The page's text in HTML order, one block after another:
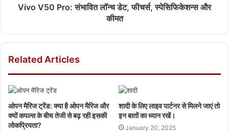
Vivo V50 Pro: संभावित लॉन्च डेट, फीचर्स, स्पेसिफिकेशन्स और
कीमत
Related Articles
ओपन मैरिज ट्रेंड: क्या है ओपन मैरिज और
क्यों कपल्स के बीच तेजी से बढ़ रही इसकी
लोकप्रियता?
शादी के लिए लाइव पार्टनर से मिलने जाएं तो
इन बातों का ध्यान रखें।
January 20, 2025